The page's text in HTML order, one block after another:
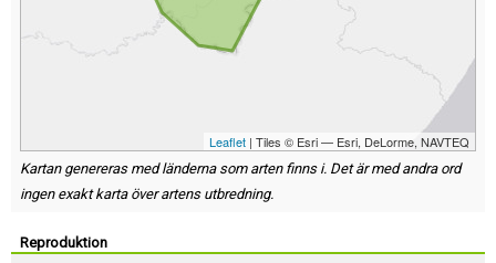
Leaflet | Tiles © Esri — Esri, DeLorme, NAVTEQ
Kartan genereras med länderna som arten finns i. Det är med andra ord
ingen exakt karta över artens utbredning.
Reproduktion